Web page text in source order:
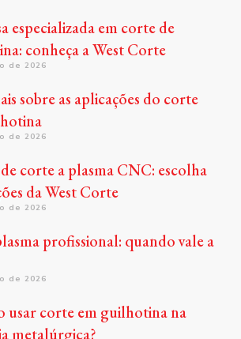
especializada em corte de
conheça a West Corte
de 2026
sobre as aplicações do corte
de 2026
corte a plasma CNC: escolha
da West Corte
de 2026
profissional: quando vale a
de 2026
usar corte em guilhotina na
metalúrgica?